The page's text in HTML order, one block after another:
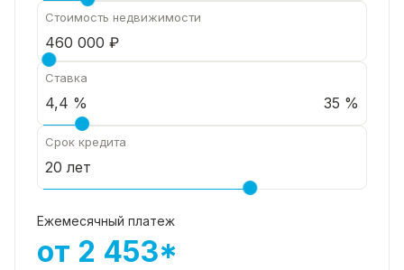
Стоимость недвижимости
Ставка
35 %
Срок кредита
Ежемесячный платеж
от 2 453*